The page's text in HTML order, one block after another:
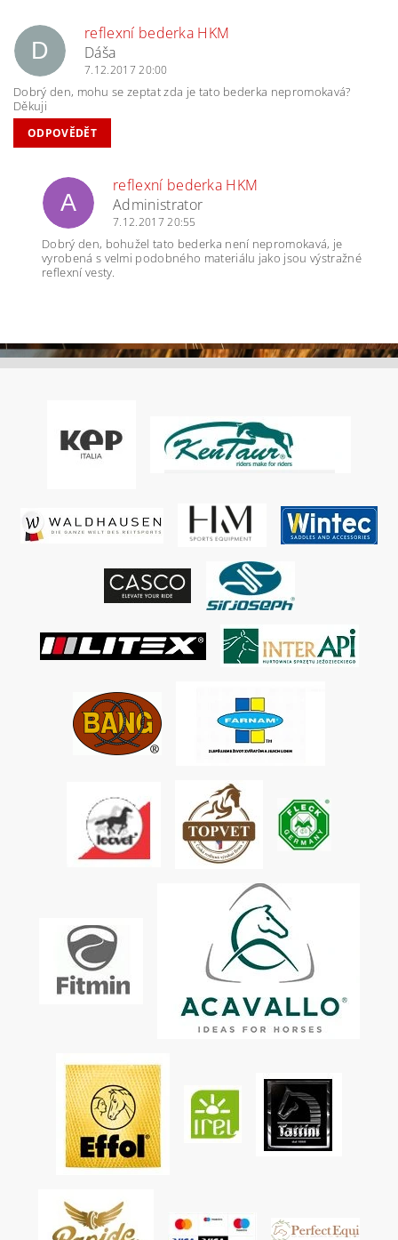
D
reflexní bederka HKM
Dáša
7.12.2017 20:00
Dobrý den, mohu se zeptat zda je tato bederka nepromokavá?
Děkuji
ODPOVĚDĚT
A
reflexní bederka HKM
Administrator
7.12.2017 20:55
Dobrý den, bohužel tato bederka není nepromokavá, je
vyrobená s velmi podobného materiálu jako jsou výstražné
reflexní vesty.